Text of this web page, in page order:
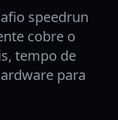
speedrun
cobre o
tempo de
para